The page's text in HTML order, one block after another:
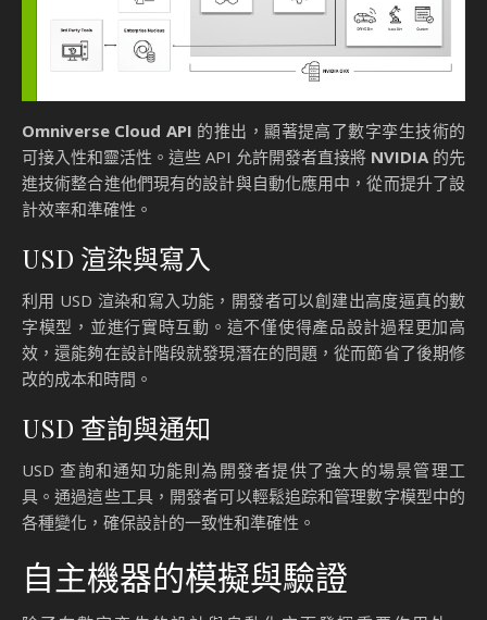
Omniverse Cloud API 的推出，顯著提高了數字孪生技術的
可接入性和靈活性。這些 API 允許開發者直接將 NVIDIA 的先
進技術整合進他們現有的設計與自動化應用中，從而提升了設
計效率和準確性。
USD 渲染與寫入
利用 USD 渲染和寫入功能，開發者可以創建出高度逼真的數
字模型，並進行實時互動。這不僅使得產品設計過程更加高
效，還能夠在設計階段就發現潛在的問題，從而節省了後期修
改的成本和時間。
USD 查詢與通知
USD 查詢和通知功能則為開發者提供了強大的場景管理工
具。通過這些工具，開發者可以輕鬆追踪和管理數字模型中的
各種變化，確保設計的一致性和準確性。
自主機器的模擬與驗證